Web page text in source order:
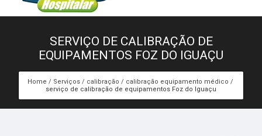
SERVIÇO DE CALIBRAÇÃO DE
EQUIPAMENTOS FOZ DO IGUAÇU
Home Serviços calibração
calibração equipamento médico
serviço de calibração de equipamentos Foz do Iguaçu